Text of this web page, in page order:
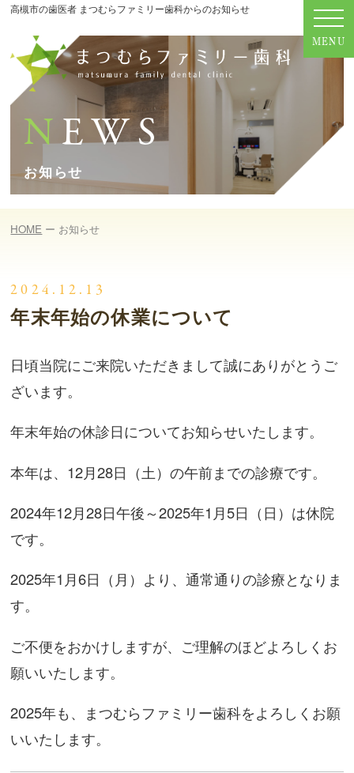
高槻市の歯医者 まつむらファミリー歯科からのお知らせ
NEWS
お知らせ
HOME お知らせ
2024.12.13
年末年始の休業について
日頃当院にご来院いただきまして誠にありがとうご
ざいます。
年末年始の休診日についてお知らせいたします。
本年は、12月28日（土）の午前までの診療です。
2024年12月28日午後～2025年1月5日（日）は休院
です。
2025年1月6日（月）より、通常通りの診療となりま
す。
ご不便をおかけしますが、ご理解のほどよろしくお
願いいたします。
2025年も、まつむらファミリー歯科をよろしくお願
いいたします。